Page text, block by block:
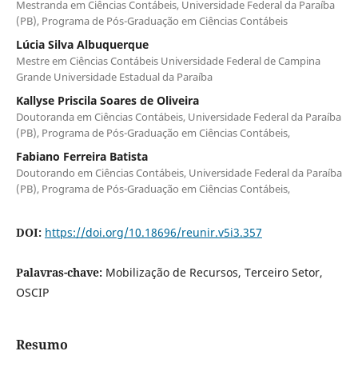
Mestranda em Ciências Contábeis, Universidade Federal da Paraíba
(PB), Programa de Pós-Graduação em Ciências Contábeis
Lúcia Silva Albuquerque
Mestre em Ciências Contábeis Universidade Federal de Campina
Grande Universidade Estadual da Paraíba
Kallyse Priscila Soares de Oliveira
Doutoranda em Ciências Contábeis, Universidade Federal da Paraíba
(PB), Programa de Pós-Graduação em Ciências Contábeis,
Fabiano Ferreira Batista
Doutorando em Ciências Contábeis, Universidade Federal da Paraíba
(PB), Programa de Pós-Graduação em Ciências Contábeis,
DOI: https://doi.org/10.18696/reunir.v5i3.357
Palavras-chave: Mobilização de Recursos, Terceiro Setor,
OSCIP
Resumo